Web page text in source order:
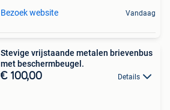
Bezoek website Vandaag
Stevige vrijstaande metalen brievenbus
met beschermbeugel.
€ 100,00 Details